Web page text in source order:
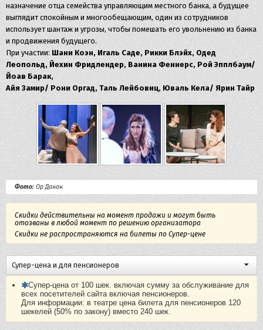
назначение отца семейства управляющим местного банка, а будущее
выглядит спокойным и многообещающим, один из сотрудников
использует шантаж и угрозы, чтобы помешать его увольнению из банка
и продвижения будущего.
При участии: Шани Коэн, Игаль Саде, Рикки Блэйх, Одед
Леопольд, Йехин Фридлендер, Ванина Феннерс, Рой Эпплбаум/
Йоав Барак,
Айя Замир/ Рони Оргад, Таль Лейбовиц, Юваль Кела/ Ярин Тайр
Фото: Ор Данон
Скидки действительны на момент продажи и могут быть
отозваны в любой момент по решению организатора
Скидки не распространяются на билеты по Супер-цене
Супер-цена и для пенсионеров
Супер-цена от 100 шек. включая сумму за обслуживание для
всех посетителей сайта включая пенсионеров.
Для информации: в театре цена билета для пенсионеров 120
шекелей (50% по закону) вместо 240 шек.